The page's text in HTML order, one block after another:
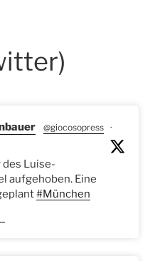
@giocosopress ·
des Luise-
aufgehoben. Eine
#München